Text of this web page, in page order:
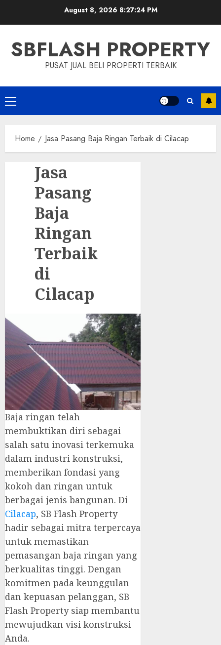
August 8, 2026 8:27:25 PM
SBFLASH PROPERTY
PUSAT JUAL BELI PROPERTI TERBAIK
Primary
Menu
Home Jasa Pasang Baja Ringan Terbaik di Cilacap
Jasa
Pasang
Baja
Ringan
Terbaik
di
Cilacap
Baja ringan telah
membuktikan diri sebagai
salah satu inovasi terkemuka
dalam industri konstruksi,
memberikan fondasi yang
kokoh dan ringan untuk
berbagai jenis bangunan. Di
Cilacap, SB Flash Property
hadir sebagai mitra terpercaya
untuk memastikan
pemasangan baja ringan yang
berkualitas tinggi. Dengan
komitmen pada keunggulan
dan kepuasan pelanggan, SB
Flash Property siap membantu
mewujudkan visi konstruksi
Anda.